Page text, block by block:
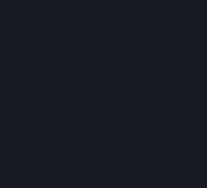
Обратите внимание, что вы
подписку в любое время,
После отмены ваша подписка
продлеваться, но у вас
преимуществам до окончания
Вы можете запросить возврат
аксессуары, купленные в Steam,